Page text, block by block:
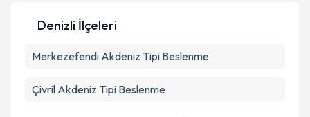
Metni'ni okudum ve kişisel verilerimin belirtilen
Denizli İlçeleri
Merkezefendi Akdeniz Tipi Beslenme
Çivril Akdeniz Tipi Beslenme